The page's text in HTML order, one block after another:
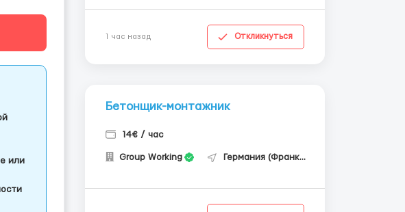
или
1 час назад Откликнуться
Бетонщик-монтажник
14€ / час
Group Working Германия (Франкфурт-на-Майне)